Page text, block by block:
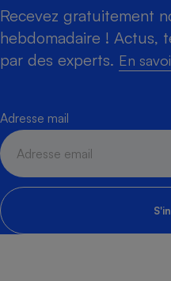
Recevez gratuitement
hebdomadaire ! Actus,
par des experts. En
Adresse mail